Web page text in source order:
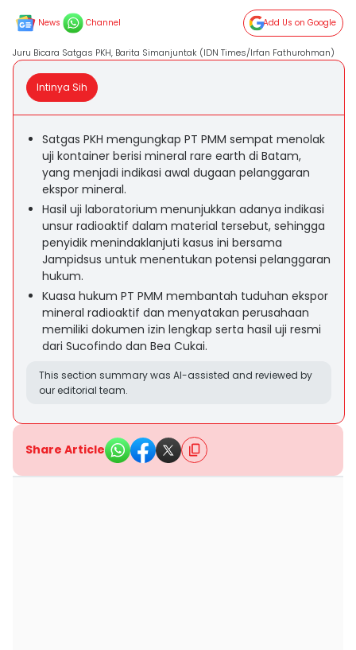
News Channel Add Us on Google
Juru Bicara Satgas PKH, Barita Simanjuntak (IDN Times/Irfan Fathurohman)
Intinya Sih
Satgas PKH mengungkap PT PMM sempat menolak
uji kontainer berisi mineral rare earth di Batam,
yang menjadi indikasi awal dugaan pelanggaran
ekspor mineral.
Hasil uji laboratorium menunjukkan adanya indikasi
unsur radioaktif dalam material tersebut, sehingga
penyidik menindaklanjuti kasus ini bersama
Jampidsus untuk menentukan potensi pelanggaran
hukum.
Kuasa hukum PT PMM membantah tuduhan ekspor
mineral radioaktif dan menyatakan perusahaan
memiliki dokumen izin lengkap serta hasil uji resmi
dari Sucofindo dan Bea Cukai.
This section summary was AI-assisted and reviewed by
our editorial team.
Share Article